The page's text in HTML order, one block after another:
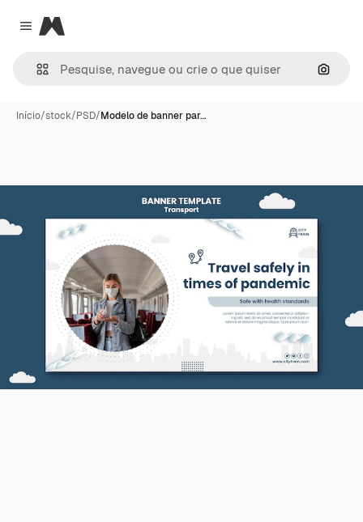
Close menu
Magnific
Início/stock/PSD/Modelo de banner par…